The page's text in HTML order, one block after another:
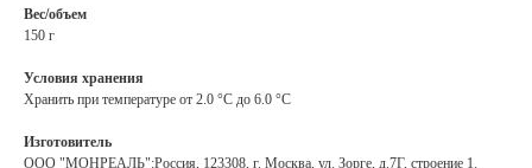
Вес/объем
150 г
Условия хранения
Хранить при температуре от 2.0 °С до 6.0 °С
Изготовитель
ООО "МОНРЕАЛЬ":Россия, 123308, г. Москва, ул. Зорге, д.7Г, строение 1.